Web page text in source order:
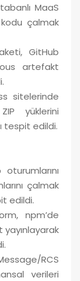
MaaS
çalmak
GitHub
artefakt
sitelerinde
yüklerini
tespit edildi.
çalmak
edildi.
npm’de
RCS
verileri